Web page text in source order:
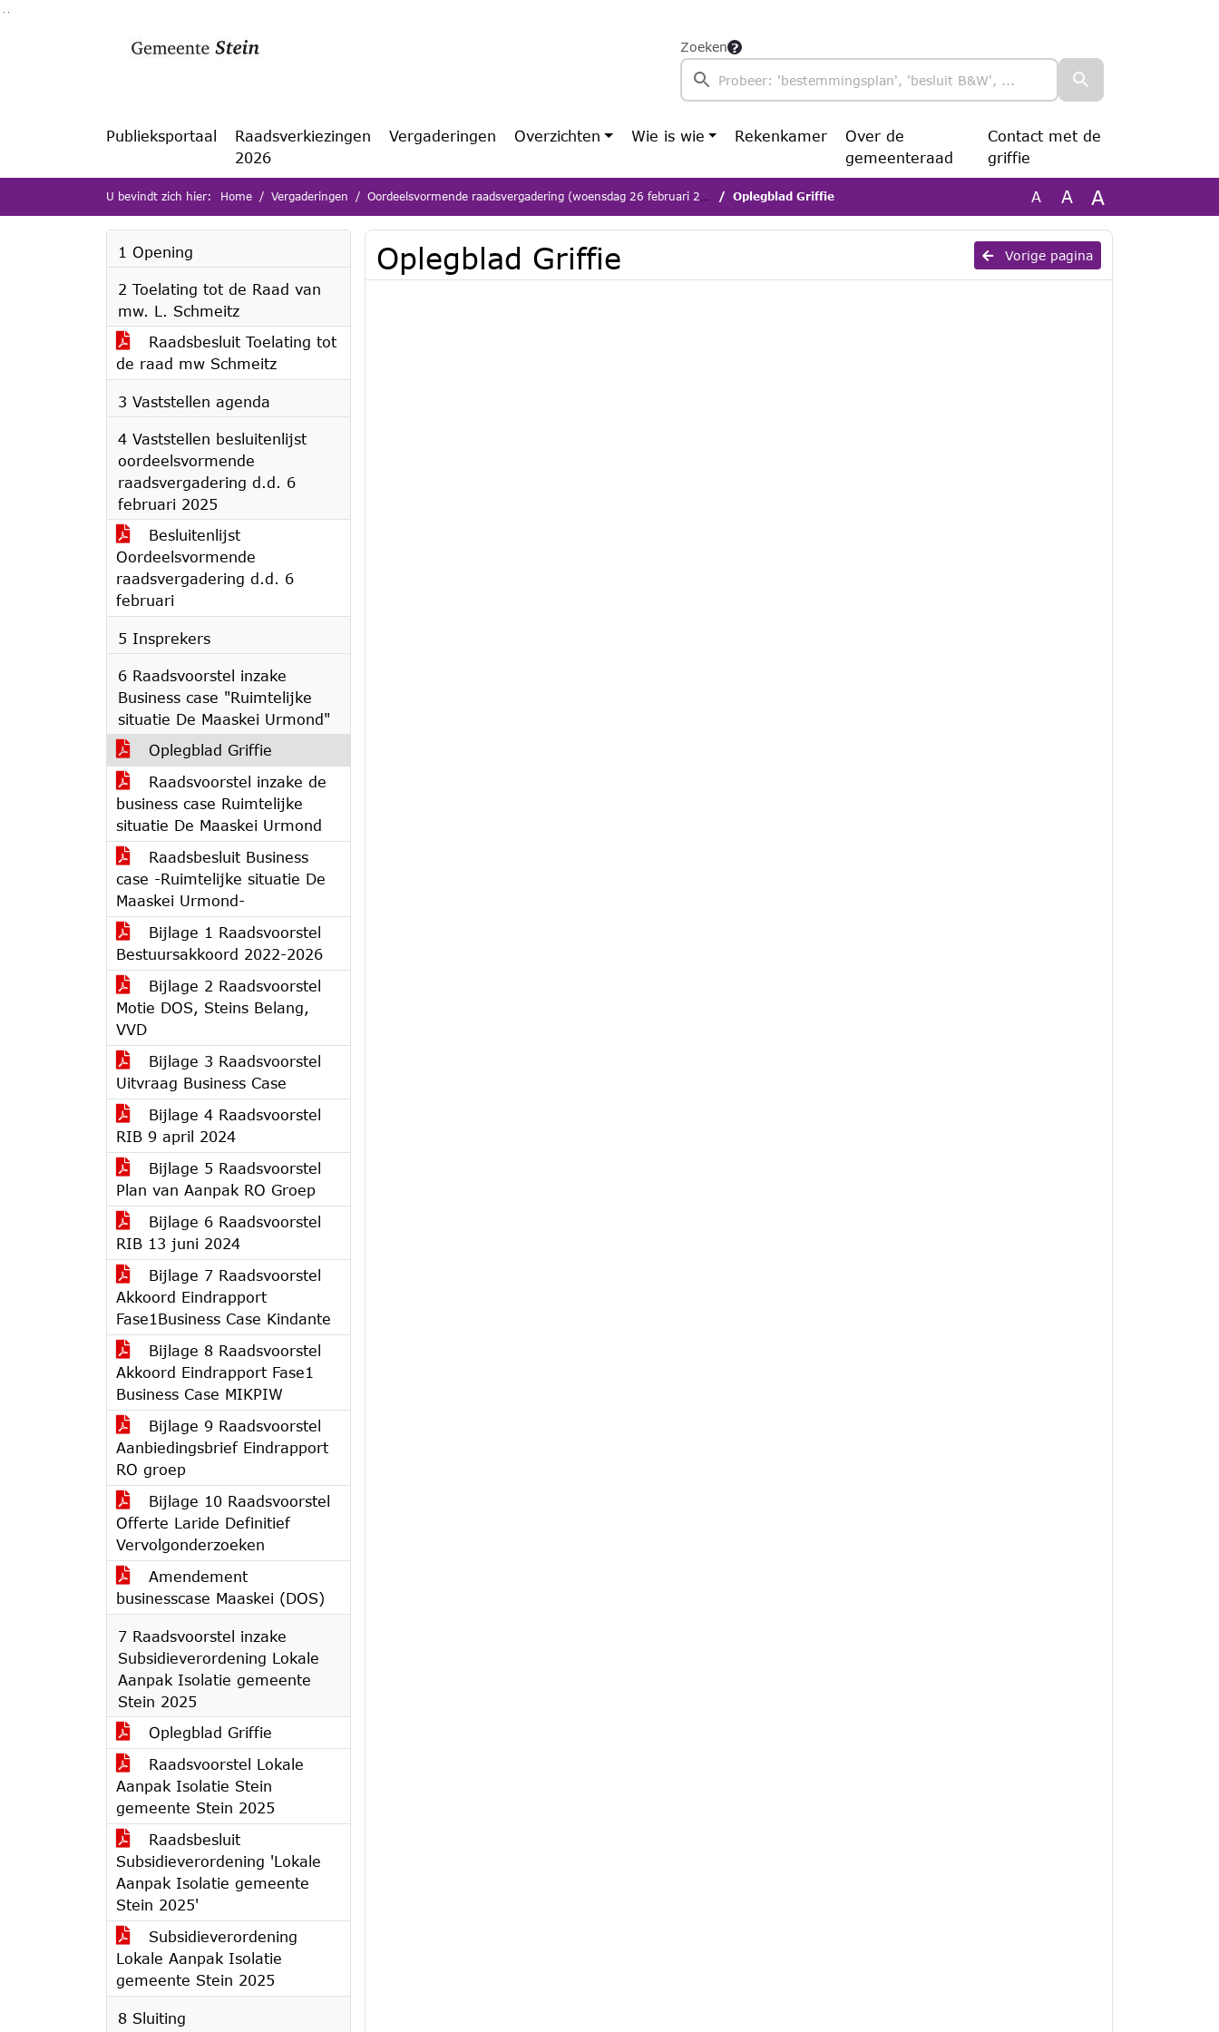
Zoeken
Publieksportaal
Raadsverkiezingen
2026
Vergaderingen Overzichten Wie is wie Rekenkamer
Over de
gemeenteraad
Contact met de
griffie
U bevindt zich hier: Home Vergaderingen Oordeelsvormende raadsvergadering (woensdag 26 februari 2025) Oplegblad Griffie A A A
1 Opening
2 Toelating tot de Raad van
mw. L. Schmeitz
Raadsbesluit Toelating tot
de raad mw Schmeitz
3 Vaststellen agenda
4 Vaststellen besluitenlijst
oordeelsvormende
raadsvergadering d.d. 6
februari 2025
Besluitenlijst
Oordeelsvormende
raadsvergadering d.d. 6
februari
5 Insprekers
6 Raadsvoorstel inzake
Business case "Ruimtelijke
situatie De Maaskei Urmond"
Oplegblad Griffie
Raadsvoorstel inzake de
business case Ruimtelijke
situatie De Maaskei Urmond
Raadsbesluit Business
case -Ruimtelijke situatie De
Maaskei Urmond-
Bijlage 1 Raadsvoorstel
Bestuursakkoord 2022-2026
Bijlage 2 Raadsvoorstel
Motie DOS, Steins Belang,
VVD
Bijlage 3 Raadsvoorstel
Uitvraag Business Case
Bijlage 4 Raadsvoorstel
RIB 9 april 2024
Bijlage 5 Raadsvoorstel
Plan van Aanpak RO Groep
Bijlage 6 Raadsvoorstel
RIB 13 juni 2024
Bijlage 7 Raadsvoorstel
Akkoord Eindrapport
Fase1Business Case Kindante
Bijlage 8 Raadsvoorstel
Akkoord Eindrapport Fase1
Business Case MIKPIW
Bijlage 9 Raadsvoorstel
Aanbiedingsbrief Eindrapport
RO groep
Bijlage 10 Raadsvoorstel
Offerte Laride Definitief
Vervolgonderzoeken
Amendement
businesscase Maaskei (DOS)
7 Raadsvoorstel inzake
Subsidieverordening Lokale
Aanpak Isolatie gemeente
Stein 2025
Oplegblad Griffie
Raadsvoorstel Lokale
Aanpak Isolatie Stein
gemeente Stein 2025
Raadsbesluit
Subsidieverordening 'Lokale
Aanpak Isolatie gemeente
Stein 2025'
Subsidieverordening
Lokale Aanpak Isolatie
gemeente Stein 2025
8 Sluiting
Vorige pagina
Oplegblad Griffie